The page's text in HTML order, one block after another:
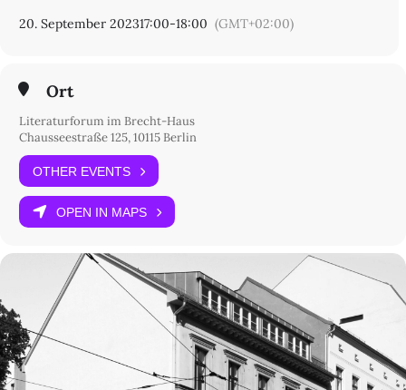
20. September 202317:00-18:00 (GMT+02:00)
Ort
Literaturforum im Brecht-Haus
Chausseestraße 125, 10115 Berlin
OTHER EVENTS
OPEN IN MAPS